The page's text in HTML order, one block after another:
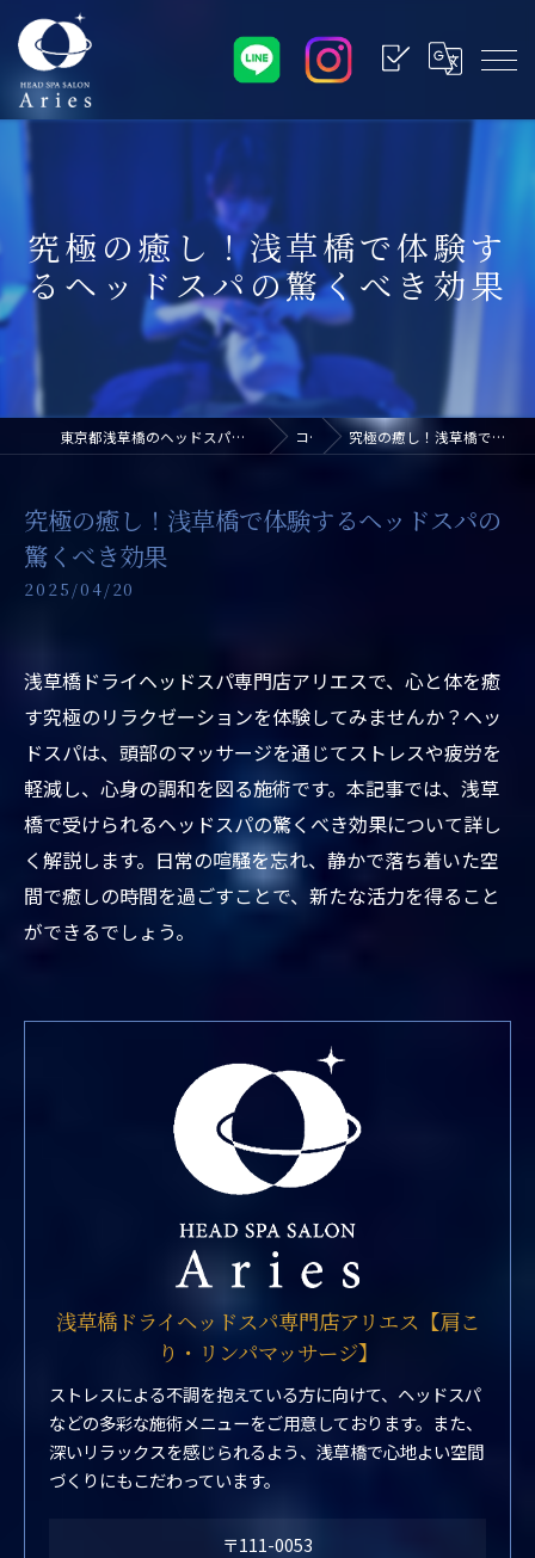
究極の癒し！浅草橋で体験す
るヘッドスパの驚くべき効果
東京都浅草橋のヘッドスパなら浅草橋ドライヘッドスパ専門店アリエス コラム 究極の癒し！浅草橋で体験するヘッドスパの驚くべき効果
究極の癒し！浅草橋で体験するヘッドスパの
驚くべき効果
2025/04/20
浅草橋ドライヘッドスパ専門店アリエスで、心と体を癒
す究極のリラクゼーションを体験してみませんか？ヘッ
ドスパは、頭部のマッサージを通じてストレスや疲労を
軽減し、心身の調和を図る施術です。本記事では、浅草
橋で受けられるヘッドスパの驚くべき効果について詳し
く解説します。日常の喧騒を忘れ、静かで落ち着いた空
間で癒しの時間を過ごすことで、新たな活力を得ること
ができるでしょう。
浅草橋ドライヘッドスパ専門店アリエス【肩こ
り・リンパマッサージ】
ストレスによる不調を抱えている方に向けて、ヘッドスパ
などの多彩な施術メニューをご用意しております。また、
深いリラックスを感じられるよう、浅草橋で心地よい空間
づくりにもこだわっています。
〒111-0053